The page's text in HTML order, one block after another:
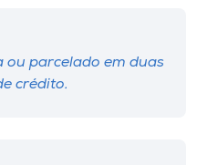
ou parcelado em duas
crédito.